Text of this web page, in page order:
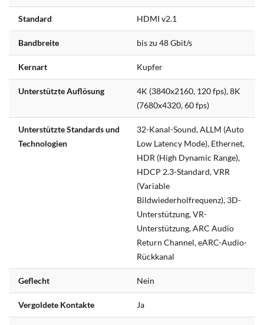
Standard HDMI v2.1
Bandbreite bis zu 48 Gbit/s
Kernart Kupfer
Unterstützte Auflösung
4K (3840x2160, 120 fps), 8K
(7680x4320, 60 fps)
Unterstützte Standards und
Technologien
32-Kanal-Sound, ALLM (Auto
Low Latency Mode), Ethernet,
HDR (High Dynamic Range),
HDCP 2.3-Standard, VRR
(Variable
Bildwiederholfrequenz), 3D-
Unterstützung, VR-
Unterstützung, ARC Audio
Return Channel, eARC-Audio-
Rückkanal
Geflecht Nein
Vergoldete Kontakte Ja